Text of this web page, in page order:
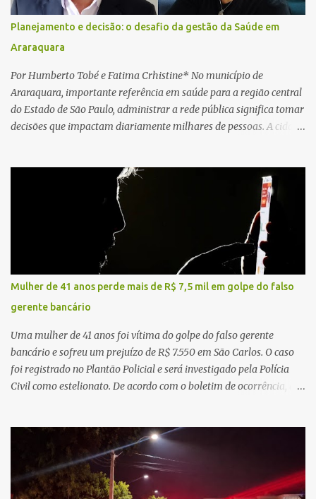
da Unidade de Suporte Avançado constataram o óbito da vítima.
Fonte: São Carlos Agora
Planejamento e decisão: o desafio da gestão da Saúde em
Araraquara
Por Humberto Tobé e Fatima Crhistine* No município de
Araraquara, importante referência em saúde para a região central
do Estado de São Paulo, administrar a rede pública significa tomar
decisões que impactam diariamente milhares de pessoas. A cidade
município, mas também de diversas cidades do entorno,
ampliando significativamente a responsabilidade da gestão sobre
o Sistema Único de Saúde (SUS). Nos últimos anos, o Governo
Federal tem ampliado investimentos destinados ao fortalecimento
da atenção básica, da infraestrutura hospitalar e da
regionalização dos serviços de saúde. Entretanto, em um cenário
de demandas crescentes e recursos necessariamente limitados, a
principal missão da gestão pública não é apenas investir mais,
mas decidir melhor onde investir para produzir o maior benefício
possível à população. Essa reflexão encontra respaldo tanto na
teoria da admini...
Mulher de 41 anos perde mais de R$ 7,5 mil em golpe do falso
gerente bancário
Uma mulher de 41 anos foi vítima do golpe do falso gerente
bancário e sofreu um prejuízo de R$ 7.550 em São Carlos. O caso
foi registrado no Plantão Policial e será investigado pela Polícia
Civil como estelionato. De acordo com o boletim de ocorrência, a
suspeito alegou que seria necessário atualizar o cadastro da conta
e passou a orientar a vítima sobre os procedimentos que deveriam
ser realizados. Dias depois, o golpista enviou um documento em
PDF simulando uma comunicação oficial da instituição financeira.